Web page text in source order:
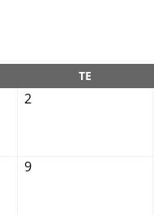
ΤΕ
2
9